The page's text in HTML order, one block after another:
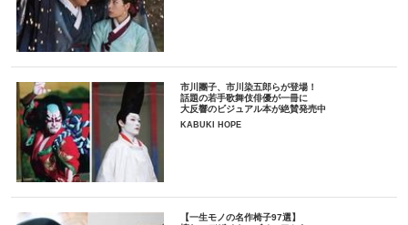
市川團子、市川染五郎らが登場！
話題の若手歌舞伎俳優が一冊に
大反響のビジュアル本が絶賛発売中
KABUKI HOPE
【一生モノの名作椅子97選】